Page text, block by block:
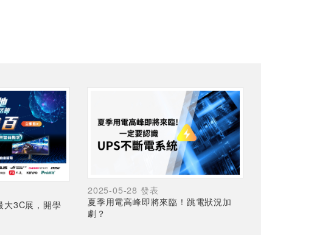
大3C展，開學
2025-05-28 發表
夏季用電高峰即將來臨！跳電狀況加
劇？